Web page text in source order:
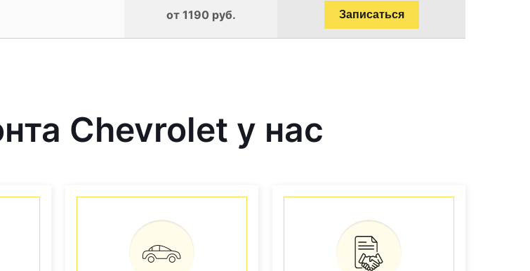
от 1190 руб. Записаться
Chevrolet у нас